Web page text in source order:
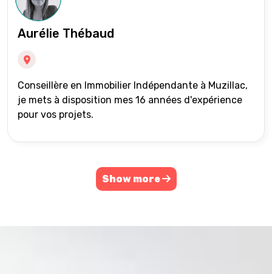
Aurélie Thébaud
Conseillère en Immobilier Indépendante à Muzillac,
je mets à disposition mes 16 années d'expérience
pour vos projets.
Show more